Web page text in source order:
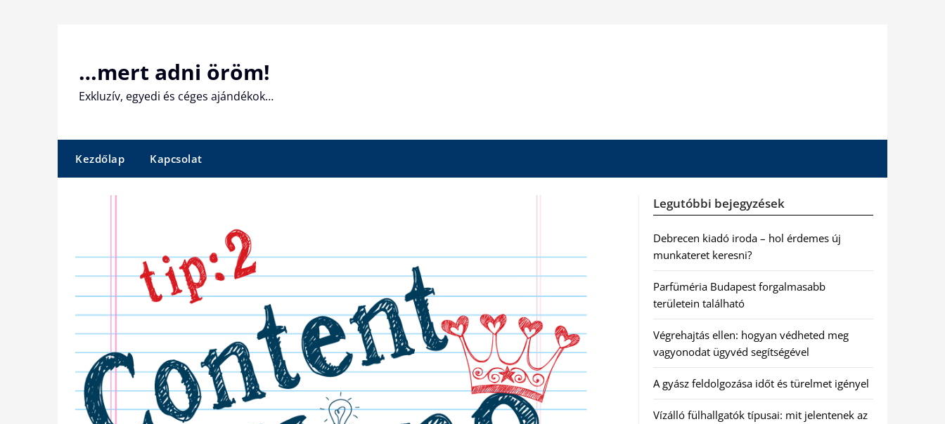
…mert adni öröm!
Exkluzív, egyedi és céges ajándékok…
Kezdőlap Kapcsolat
Legutóbbi bejegyzések
Debrecen kiadó iroda – hol érdemes új
munkateret keresni?
Parfüméria Budapest forgalmasabb
területein található
Végrehajtás ellen: hogyan védheted meg
vagyonodat ügyvéd segítségével
A gyász feldolgozása időt és türelmet igényel
Vízálló fülhallgatók típusai: mit jelentenek az